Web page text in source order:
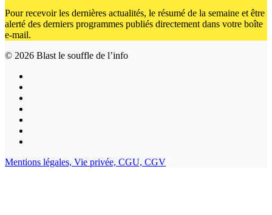
Pour recevoir les dernières actualités, le résumé de la semaine et être
alerté des derniers programmes publiés directement dans votre boîte
e-mail.
© 2026 Blast le souffle de l’info
Mentions légales, Vie privée, CGU, CGV